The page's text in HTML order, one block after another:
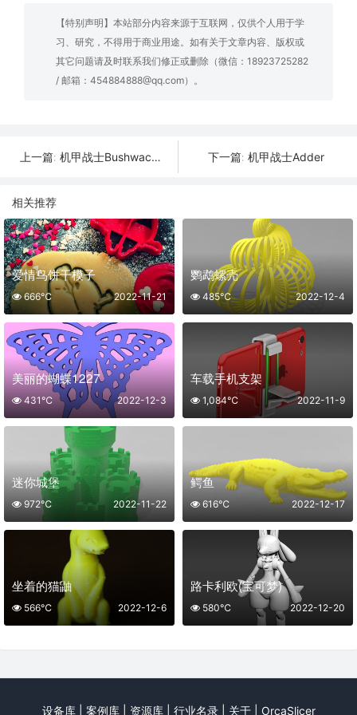
【特别声明】本站部分内容来源于互联网，仅供个人用于学
习、研究，不得用于商业用途。如有关于文章内容、版权或
其它问题请及时联系我们修正或删除（微信：18923725282
/ 邮箱：454884888@qq.com）。
上一篇: 机甲战士Bushwacker 下一篇: 机甲战士Adder
相关推荐
爱情鸟饼干模子
2022-11-21
666℃
鹦鹉螺壳
2022-12-4
485℃
美丽的蝴蝶1227
2022-12-3
431℃
车载手机支架
2022-11-9
1,084℃
迷你城堡
2022-11-22
972℃
鳄鱼
2022-12-17
616℃
坐着的猫鼬
2022-12-6
566℃
路卡利欧(宝可梦)
2022-12-20
580℃
设备库| 案例库| 资源库| 行业名录| 关于| OrcaSlicer